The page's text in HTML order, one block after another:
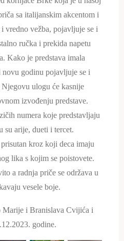
sa italijanskim akcentom i
vredno vežba, pojavljuje se i
ručka i prekida napetu
Kako je predstava imala
godinu pojavljuje se i
ulogu će kasnije
izvođenju predstave.
numera koje predstavljaju
su arije, dueti i tercet.
kroz koji deca imaju
lika s kojim se poistovete.
a radnja priče se održava u
vesele boje.
Marije i Branislava Cvijića i
godine.